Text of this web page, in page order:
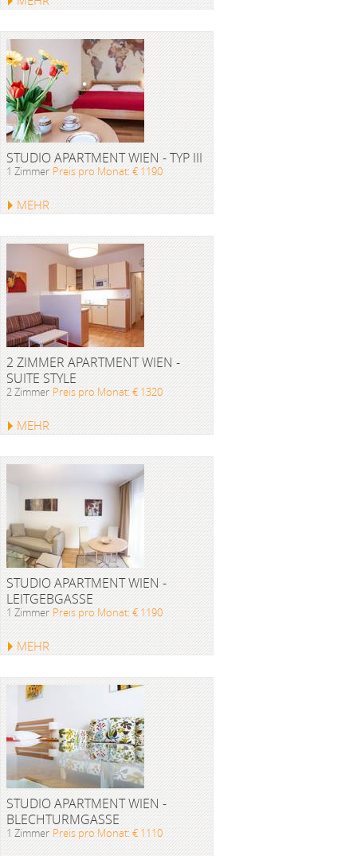
STUDIO APARTMENT WIEN - TYP III
1 Zimmer Preis pro Monat: € 1190
MEHR
2 ZIMMER APARTMENT WIEN -
SUITE STYLE
2 Zimmer Preis pro Monat: € 1320
MEHR
STUDIO APARTMENT WIEN -
LEITGEBGASSE
1 Zimmer Preis pro Monat: € 1190
MEHR
STUDIO APARTMENT WIEN -
BLECHTURMGASSE
1 Zimmer Preis pro Monat: € 1110